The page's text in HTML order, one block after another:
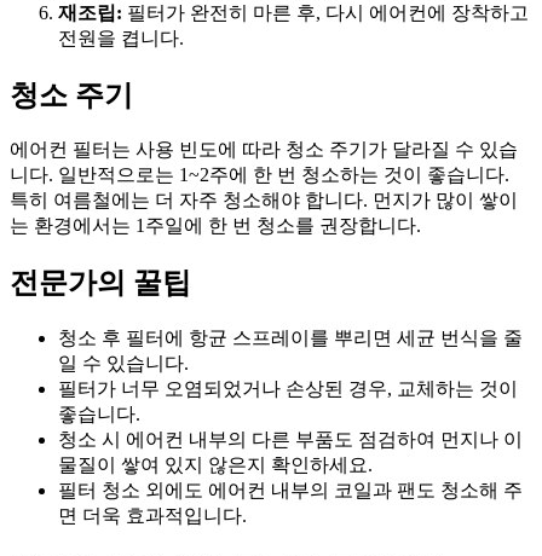
재조립: 필터가 완전히 마른 후, 다시 에어컨에 장착하고
전원을 켭니다.
청소 주기
에어컨 필터는 사용 빈도에 따라 청소 주기가 달라질 수 있습
니다. 일반적으로는 1~2주에 한 번 청소하는 것이 좋습니다.
특히 여름철에는 더 자주 청소해야 합니다. 먼지가 많이 쌓이
는 환경에서는 1주일에 한 번 청소를 권장합니다.
전문가의 꿀팁
청소 후 필터에 항균 스프레이를 뿌리면 세균 번식을 줄
일 수 있습니다.
필터가 너무 오염되었거나 손상된 경우, 교체하는 것이
좋습니다.
청소 시 에어컨 내부의 다른 부품도 점검하여 먼지나 이
물질이 쌓여 있지 않은지 확인하세요.
필터 청소 외에도 에어컨 내부의 코일과 팬도 청소해 주
면 더욱 효과적입니다.